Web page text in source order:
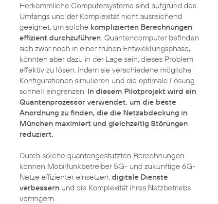
Herkömmliche Computersysteme sind aufgrund des
Umfangs und der Komplexität nicht ausreichend
geeignet, um solche komplizierten Berechnungen
effizient durchzuführen. Quantencomputer befinden
sich zwar noch in einer frühen Entwicklungsphase,
könnten aber dazu in der Lage sein, dieses Problem
effektiv zu lösen, indem sie verschiedene mögliche
Konfigurationen simulieren und die optimale Lösung
schnell eingrenzen. In diesem Pilotprojekt wird ein
Quantenprozessor verwendet, um die beste
Anordnung zu finden, die die Netzabdeckung in
München maximiert und gleichzeitig Störungen
reduziert.
Durch solche quantengestützten Berechnungen
können Mobilfunkbetreiber 5G- und zukünftige 6G-
Netze effizienter einsetzen, digitale Dienste
verbessern und die Komplexität ihres Netzbetriebs
verringern.